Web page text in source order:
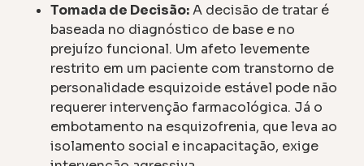
Tomada de Decisão:A decisão de tratar é
baseada no diagnóstico de base e no
prejuízo funcional. Um afeto levemente
restrito em um paciente com transtorno de
personalidade esquizoide estável pode não
requerer intervenção farmacológica. Já o
embotamento na esquizofrenia, que leva ao
isolamento social e incapacitação, exige